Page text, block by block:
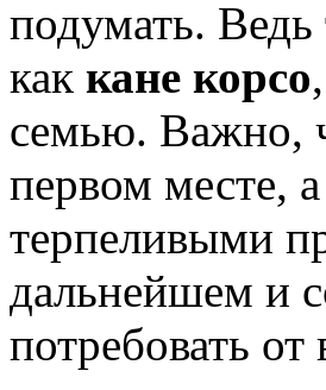
подумать. Ведь
как кане корсо
семью. Важно,
первом месте,
терпеливыми
дальнейшем и
потребовать